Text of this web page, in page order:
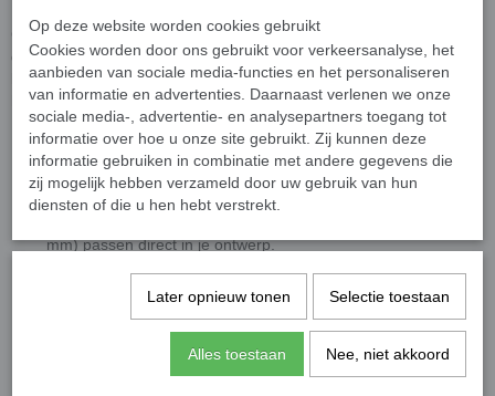
Crystal glas mozaïeksteentjes! Gemaakt van hoogwaardig
gerecycled floatglas, zijn deze steentjes voorzien van een prachtige
kleurlaag aan de achterkant, waardoor ze een sprankelend en
helder effect krijgen.
Veilig & Kindvriendelijk – Dankzij degladde, afgeronde
randen zijn deze steentjes perfect voor creatieve
kinderprojecten (3+ onder toezicht).
mm) passen direct in je ontwerp.
Geschikt voor binnengebruik– Deze steentjes zijn niet UV-
bestendig, waardoor ze ideaal zijn voor binnenprojecten
zonder direct zonlicht.
Handige hoeveelheid– Met 100 gram bedek je ongeveer
140 cm², ideaal voor kleine decoratieve mozaïekwerken.
Op deze website worden cookies gebruikt
Cookies worden door ons gebruikt voor verkeersanalyse, het
aanbieden van sociale media-functies en het personaliseren
van informatie en advertenties. Daarnaast verlenen we onze
sociale media-, advertentie- en analysepartners toegang tot
informatie over hoe u onze site gebruikt. Zij kunnen deze
informatie gebruiken in combinatie met andere gegevens die
zij mogelijk hebben verzameld door uw gebruik van hun
diensten of die u hen hebt verstrekt.
Later opnieuw tonen Selectie toestaan
Alles toestaan Nee, niet akkoord